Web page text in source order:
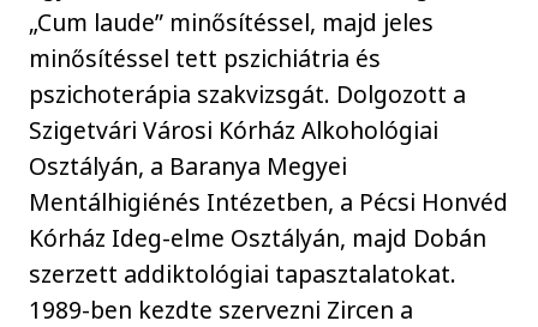
„Cum laude” minősítéssel, majd jeles
minősítéssel tett pszichiátria és
pszichoterápia szakvizsgát. Dolgozott a
Szigetvári Városi Kórház Alkohológiai
Osztályán, a Baranya Megyei
Mentálhigiénés Intézetben, a Pécsi Honvéd
Kórház Ideg-elme Osztályán, majd Dobán
szerzett addiktológiai tapasztalatokat.
1989-ben kezdte szervezni Zircen a